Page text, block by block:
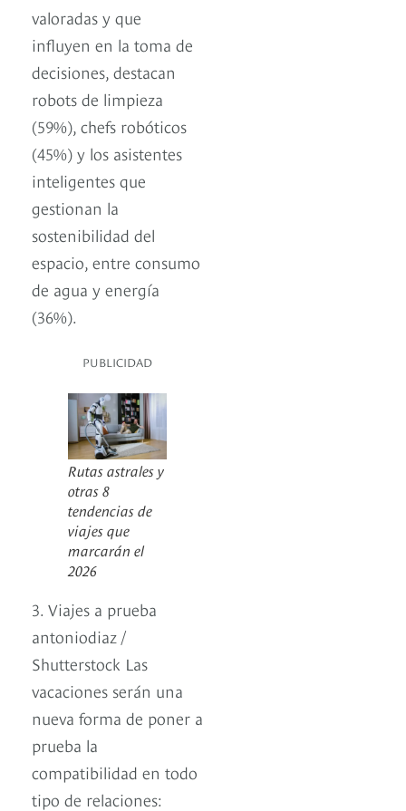
valoradas y que
influyen en la toma de
decisiones, destacan
robots de limpieza
(59%), chefs robóticos
(45%) y los asistentes
inteligentes que
gestionan la
sostenibilidad del
espacio, entre consumo
de agua y energía
(36%).
PUBLICIDAD
Rutas astrales y
otras 8
tendencias de
viajes que
marcarán el
2026
3. Viajes a prueba
antoniodiaz /
Shutterstock Las
vacaciones serán una
nueva forma de poner a
prueba la
compatibilidad en todo
tipo de relaciones: